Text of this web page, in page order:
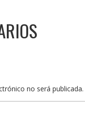
no será publicada.